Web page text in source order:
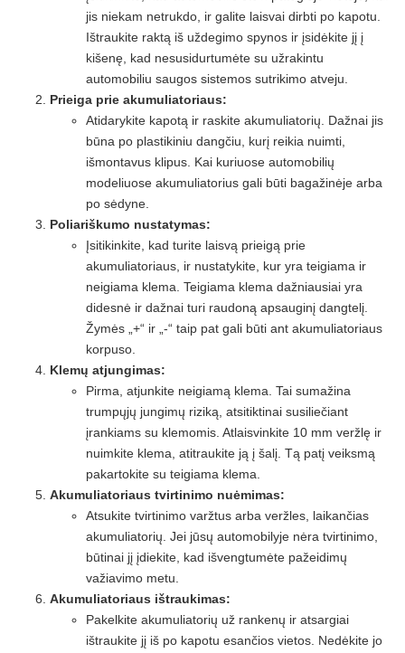
jis niekam netrukdo, ir galite laisvai dirbti po kapotu.
Ištraukite raktą iš uždegimo spynos ir įsidėkite jį į
kišenę, kad nesusidurtumėte su užrakintu
automobiliu saugos sistemos sutrikimo atveju.
Prieiga prie akumuliatoriaus:
Atidarykite kapotą ir raskite akumuliatorių. Dažnai jis
būna po plastikiniu dangčiu, kurį reikia nuimti,
išmontavus klipus. Kai kuriuose automobilių
modeliuose akumuliatorius gali būti bagažinėje arba
po sėdyne.
Poliariškumo nustatymas:
Įsitikinkite, kad turite laisvą prieigą prie
akumuliatoriaus, ir nustatykite, kur yra teigiama ir
neigiama klema. Teigiama klema dažniausiai yra
didesnė ir dažnai turi raudoną apsauginį dangtelį.
Žymės „+“ ir „-“ taip pat gali būti ant akumuliatoriaus
korpuso.
Klemų atjungimas:
Pirma, atjunkite neigiamą klema. Tai sumažina
trumpųjų jungimų riziką, atsitiktinai susiliečiant
įrankiams su klemomis. Atlaisvinkite 10 mm veržlę ir
nuimkite klema, atitraukite ją į šalį. Tą patį veiksmą
pakartokite su teigiama klema.
Akumuliatoriaus tvirtinimo nuėmimas:
Atsukite tvirtinimo varžtus arba veržles, laikančias
akumuliatorių. Jei jūsų automobilyje nėra tvirtinimo,
būtinai jį įdiekite, kad išvengtumėte pažeidimų
važiavimo metu.
Akumuliatoriaus ištraukimas:
Pakelkite akumuliatorių už rankenų ir atsargiai
ištraukite jį iš po kapotu esančios vietos. Nedėkite jo